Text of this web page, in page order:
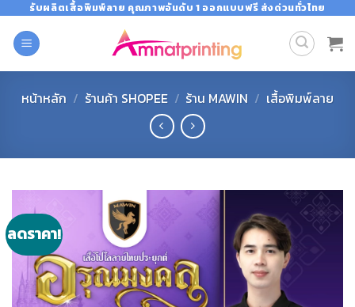
content
รับผลิตเสื้อพิมพ์ลาย คุณภาพอันดับ 1 ออกแบบฟรี ส่งด่วนทั่วไทย
หน้าหลัก / ร้านค้า SHOPEE / ร้าน MAWIN / เสื้อพิมพ์ลาย
ลดราคา!